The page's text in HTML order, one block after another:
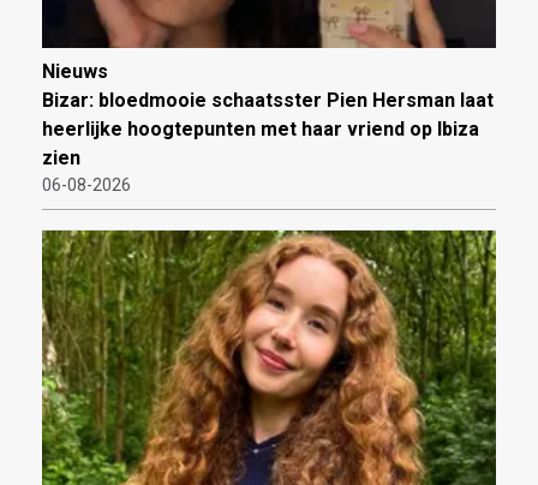
Nieuws
Bizar: bloedmooie schaatsster Pien Hersman laat
heerlijke hoogtepunten met haar vriend op Ibiza
zien
06-08-2026